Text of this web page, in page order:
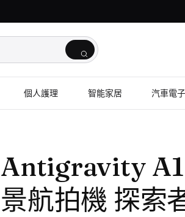
個人護理 智能家居 汽車電子
Antigravity
景航拍機 探索